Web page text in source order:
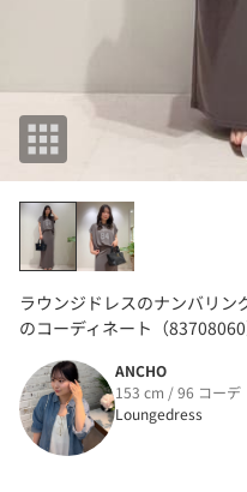
ラウンジドレスのナンバリン
のコーディネート（83708060
ANCHO
153 cm / 96 コーデ
Loungedress